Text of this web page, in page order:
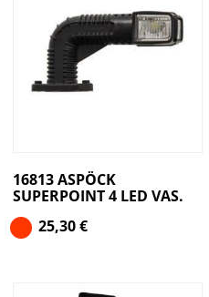
16813 ASPÖCK
SUPERPOINT 4 LED VAS.
25,30€